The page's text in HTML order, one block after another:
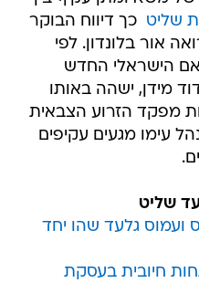
שליט  כך דיווח הבוקר
אור בלונדון. לפי
הישראלי החדש
מידן, ישהה באותו
מפקד הזרוע הצבאית
עימו מגעים עקיפים
שליט
גלעד שהו יחד
חיובית בעסקת